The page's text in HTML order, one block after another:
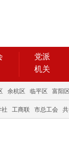
党派
机关
余杭区 临平区 富阳
社 工商联 市总工会